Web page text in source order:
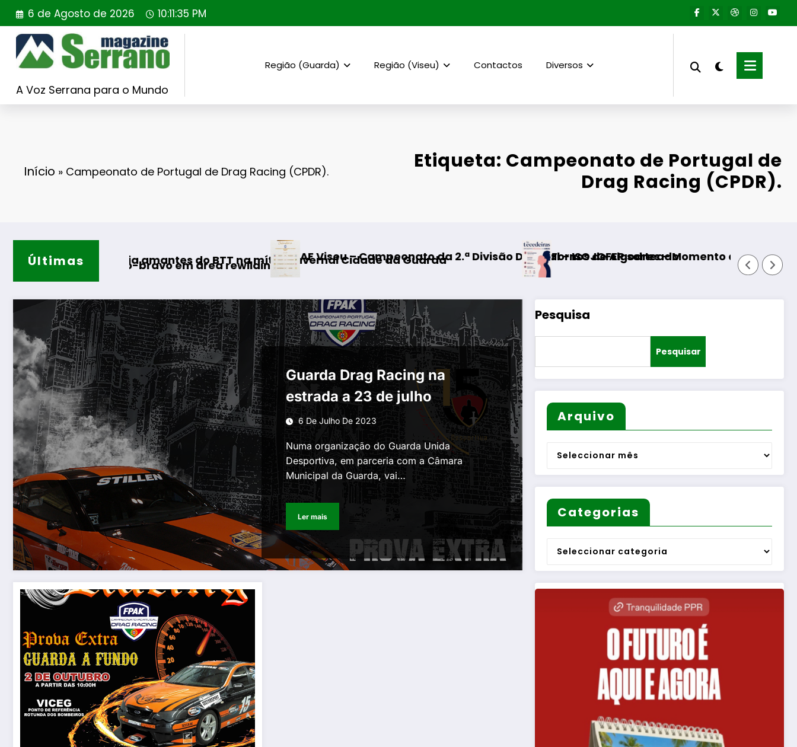
Saltar
para
conteúdo
6 de Agosto de 2026 10:11:36 PM
A Voz Serrana para o Mundo
Região (Guarda) Região (Viseu) Contactos Diversos
Início » Campeonato de Portugal de Drag Racing (CPDR).
Etiqueta: Campeonato de Portugal de
Drag Racing (CPDR).
Últimas
bravo em área rewilding
amantes do BTT na mítica Invernal Cidade da GuardaAF Viseu – Campeonato da 2.ª Divisão Distrital – ISOJOFER sorteadoFornos de Algodres – Momento de reflexão “As Tecedeiras –
Guarda –
Guarda Drag Racing na
estrada a 23 de julho
6 De Julho De 2023
Numa organização do Guarda Unida
Desportiva, em parceria com a Câmara
Municipal da Guarda, vai…
Ler mais
Pesquisa
Pesquisar
Arquivo
Arquivo
Categorias
Categorias